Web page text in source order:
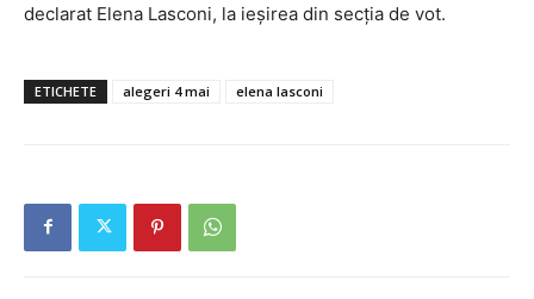
declarat Elena Lasconi, la ieșirea din secția de vot.
ETICHETE alegeri 4 mai elena lasconi